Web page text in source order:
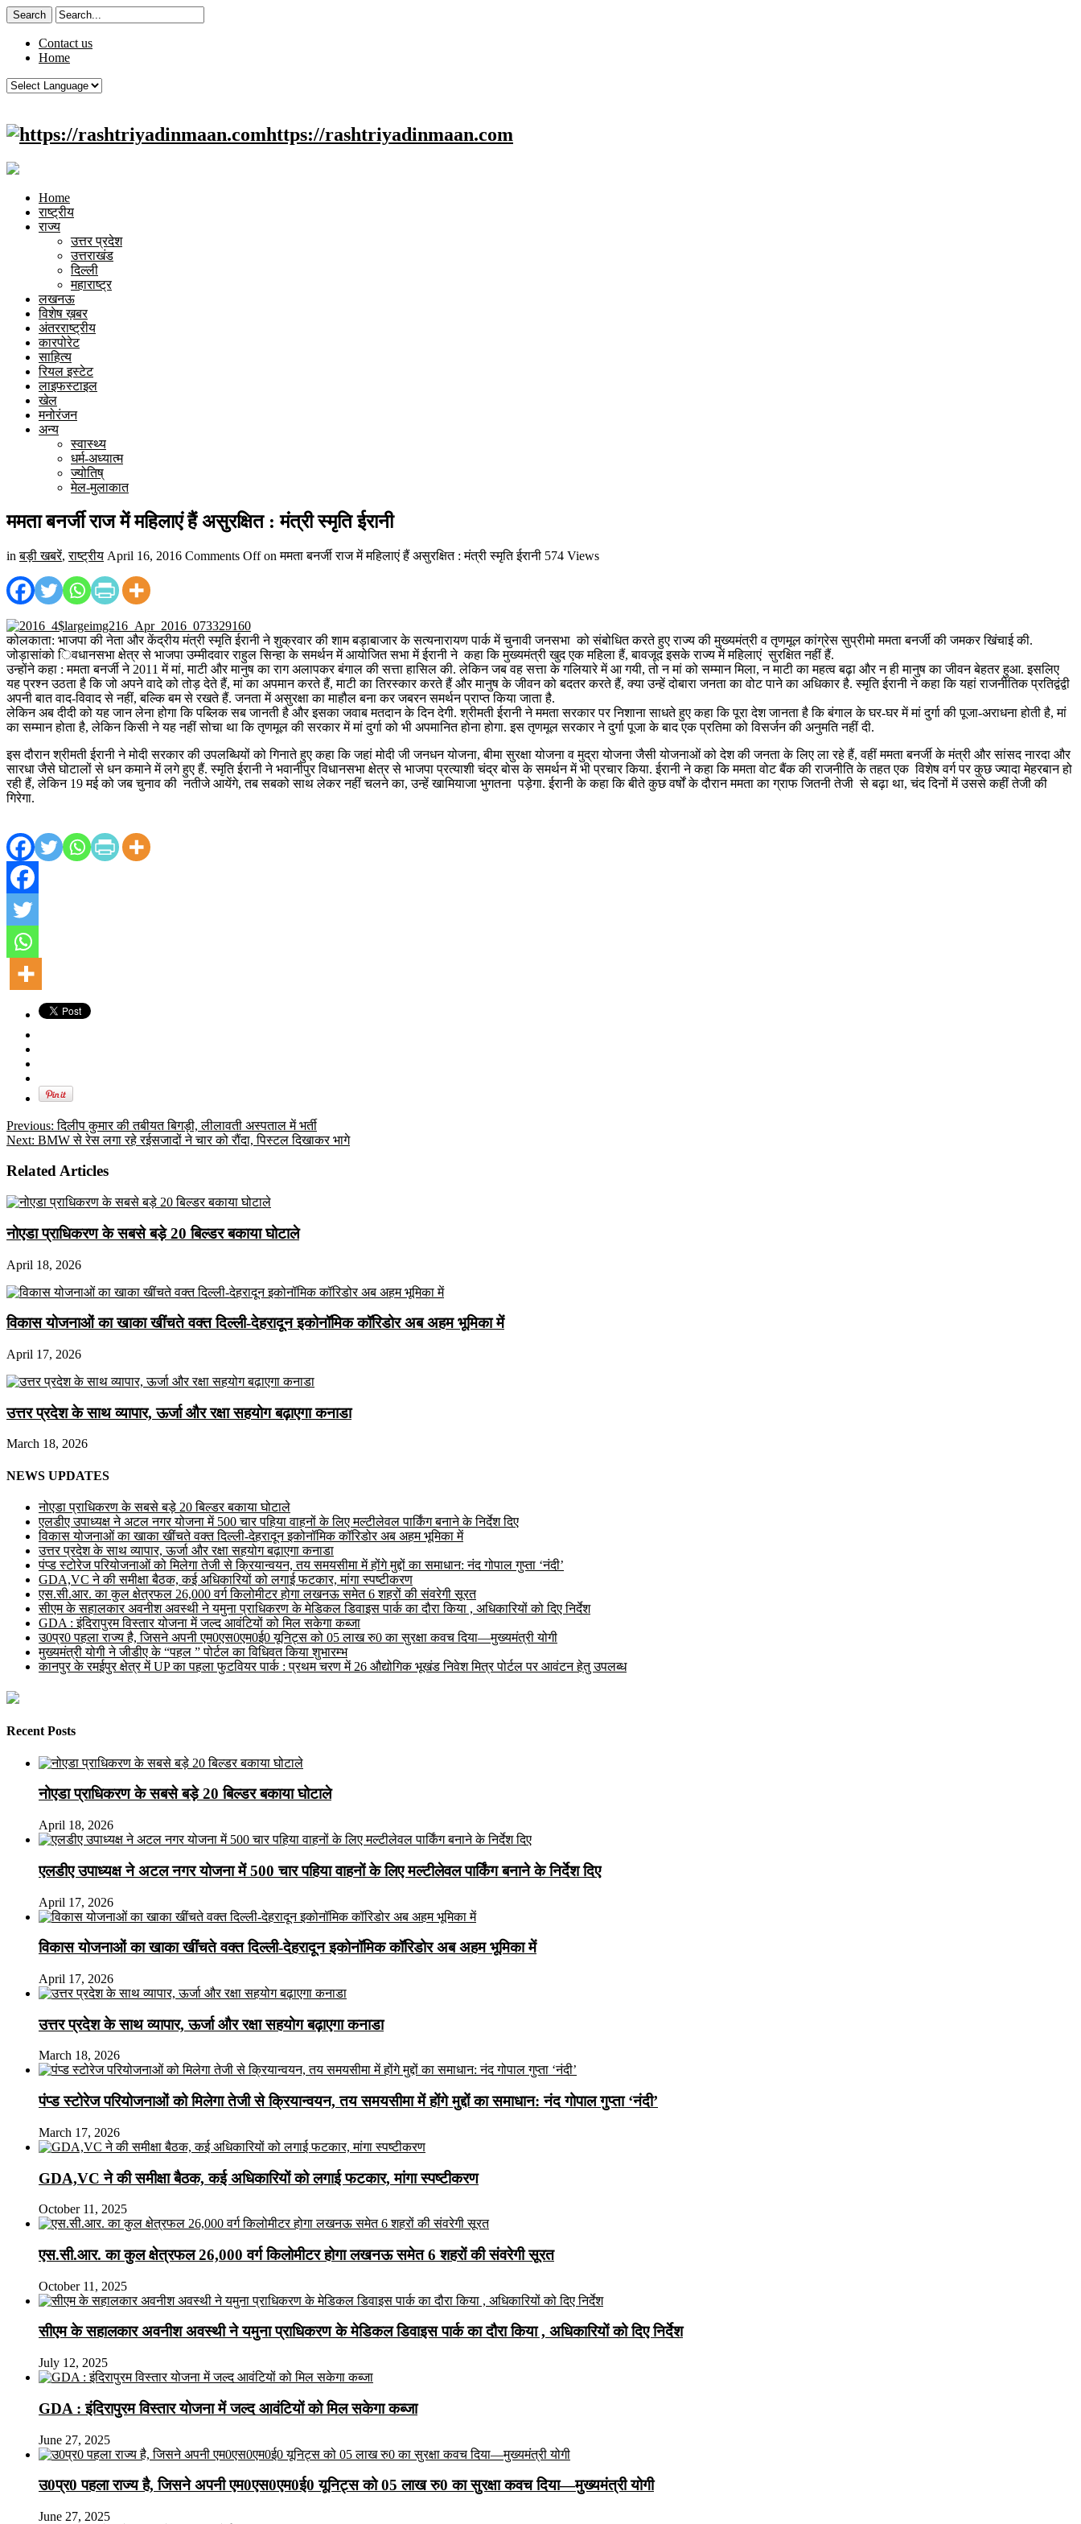
Contact us
Home
https://rashtriyadinmaan.com
Home
राष्ट्रीय
राज्य
उत्तर प्रदेश
उत्तराखंड
दिल्ली
महाराष्ट्र
लखनऊ
विशेष ख़बर
अंतरराष्ट्रीय
कारपोरेट
साहित्य
रियल इस्टेट
लाइफस्टाइल
खेल
मनोरंजन
अन्य
स्वास्थ्य
धर्म-अध्यात्म
ज्योतिष्
मेल-मुलाकात
ममता बनर्जी राज में महिलाएं हैं असुरक्षित : मंत्री स्मृति ईरानी
inबड़ी खबरें,राष्ट्रीय April 16, 2016 Comments Offon ममता बनर्जी राज में महिलाएं हैं असुरक्षित : मंत्री स्मृति ईरानी 574 Views
कोलकाता: भाजपा की नेता और केंद्रीय मंत्री स्मृति ईरानी ने शुक्रवार की शाम बड़ाबाजार के सत्यनारायण पार्क में चुनावी जनसभा को संबोधित करते हुए राज्य की मुख्यमंत्री व तृणमूल कांग्रेस सुप्रीमो ममता बनर्जी की जमकर खिंचाई की.
जोड़ासांको िवधानसभा क्षेत्र से भाजपा उम्मीदवार राहुल सिन्हा के समर्थन में आयोजित सभा में ईरानी ने कहा कि मुख्यमंत्री खुद एक महिला हैं, बावजूद इसके राज्य में महिलाएं सुरक्षित नहीं हैं.
उन्होंने कहा : ममता बनर्जी ने 2011 में मां, माटी और मानुष का राग अलापकर बंगाल की सत्ता हासिल की. लेकिन जब वह सत्ता के गलियारे में आ गयी, तो न मां को सम्मान मिला, न माटी का महत्व बढ़ा और न ही मानुष का जीवन बेहतर हुआ. इसलिए
यह प्रश्न उठता है कि जो अपने वादे को तोड़ देते हैं, मां का अपमान करते हैं, माटी का तिरस्कार करते हैं और मानुष के जीवन को बदतर करते हैं, क्या उन्हें दोबारा जनता का वोट पाने का अधिकार है. स्मृति ईरानी ने कहा कि यहां राजनीतिक प्रतिद्वंद्वी
अपनी बात वाद-विवाद से नहीं, बल्कि बम से रखते हैं. जनता में असुरक्षा का माहौल बना कर जबरन समर्थन प्राप्त किया जाता है.
लेकिन अब दीदी को यह जान लेना होगा कि पब्लिक सब जानती है और इसका जवाब मतदान के दिन देगी. श्रीमती ईरानी ने ममता सरकार पर निशाना साधते हुए कहा कि पूरा देश जानता है कि बंगाल के घर-घर में मां दुर्गा की पूजा-अराधना होती है, मां
का सम्मान होता है, लेकिन किसी ने यह नहीं सोचा था कि तृणमूल की सरकार में मां दुर्गा को भी अपमानित होना होगा. इस तृणमूल सरकार ने दुर्गा पूजा के बाद एक प्रतिमा को विसर्जन की अनुमति नहीं दी.
इस दौरान श्रीमती ईरानी ने मोदी सरकार की उपलब्धियों को गिनाते हुए कहा कि जहां मोदी जी जनधन योजना, बीमा सुरक्षा योजना व मुद्रा योजना जैसी योजनाओं को देश की जनता के लिए ला रहे हैं, वहीं ममता बनर्जी के मंत्री और सांसद नारदा और
सारधा जैसे घोटालों से धन कमाने में लगे हुए हैं. स्मृति ईरानी ने भवानीपुर विधानसभा क्षेत्र से भाजपा प्रत्याशी चंद्र बोस के समर्थन में भी प्रचार किया. ईरानी ने कहा कि ममता वोट बैंक की राजनीति के तहत एक विशेष वर्ग पर कुछ ज्यादा मेहरबान हो
रही हैं, लेकिन 19 मई को जब चुनाव की नतीजे आयेंगे, तब सबको साथ लेकर नहीं चलने का, उन्हें खामियाजा भुगतना पड़ेगा. ईरानी के कहा कि बीते कुछ वर्षों के दौरान ममता का ग्राफ जितनी तेजी से बढ़ा था, चंद दिनों में उससे कहीं तेजी की
गिरेगा.
Previous: दिलीप कुमार की तबीयत बिगड़ी, लीलावती अस्पताल में भर्ती
Next: BMW से रेस लगा रहे रईसजादों ने चार को रौंदा, पिस्टल दिखाकर भागे
Related Articles
नोएडा प्राधिकरण के सबसे बड़े 20 बिल्डर बकाया घोटाले
April 18, 2026
विकास योजनाओं का खाका खींचते वक्त दिल्ली-देहरादून इकोनॉमिक कॉरिडोर अब अहम भूमिका में
April 17, 2026
उत्तर प्रदेश के साथ व्यापार, ऊर्जा और रक्षा सहयोग बढ़ाएगा कनाडा
March 18, 2026
NEWS UPDATES
नोएडा प्राधिकरण के सबसे बड़े 20 बिल्डर बकाया घोटाले
एलडीए उपाध्यक्ष ने अटल नगर योजना में 500 चार पहिया वाहनों के लिए मल्टीलेवल पार्किंग बनाने के निर्देश दिए
विकास योजनाओं का खाका खींचते वक्त दिल्ली-देहरादून इकोनॉमिक कॉरिडोर अब अहम भूमिका में
उत्तर प्रदेश के साथ व्यापार, ऊर्जा और रक्षा सहयोग बढ़ाएगा कनाडा
पंप्ड स्टोरेज परियोजनाओं को मिलेगा तेजी से क्रियान्वयन, तय समयसीमा में होंगे मुद्दों का समाधान: नंद गोपाल गुप्ता ‘नंदी’
GDA,VC ने की समीक्षा बैठक, कई अधिकारियों को लगाई फटकार, मांगा स्पष्टीकरण
एस.सी.आर. का कुल क्षेत्रफल 26,000 वर्ग किलोमीटर होगा लखनऊ समेत 6 शहरों की संवरेगी सूरत
सीएम के सहालकार अवनीश अवस्थी ने यमुना प्राधिकरण के मेडिकल डिवाइस पार्क का दौरा किया , अधिकारियों को दिए निर्देश
GDA : इंदिरापुरम विस्तार योजना में जल्द आवंटियों को मिल सकेगा कब्जा
उ0प्र0 पहला राज्य है, जिसने अपनी एम0एस0एम0ई0 यूनिट्स को 05 लाख रु0 का सुरक्षा कवच दिया—मुख्यमंत्री योगी
मुख्यमंत्री योगी ने जीडीए के “पहल ” पोर्टल का विधिवत किया शुभारम्भ
कानपुर के रमईपुर क्षेत्र में UP का पहला फुटवियर पार्क : प्रथम चरण में 26 औद्योगिक भूखंड निवेश मित्र पोर्टल पर आवंटन हेतु उपलब्ध
Recent Posts
नोएडा प्राधिकरण के सबसे बड़े 20 बिल्डर बकाया घोटाले
April 18, 2026
एलडीए उपाध्यक्ष ने अटल नगर योजना में 500 चार पहिया वाहनों के लिए मल्टीलेवल पार्किंग बनाने के निर्देश दिए
April 17, 2026
विकास योजनाओं का खाका खींचते वक्त दिल्ली-देहरादून इकोनॉमिक कॉरिडोर अब अहम भूमिका में
April 17, 2026
उत्तर प्रदेश के साथ व्यापार, ऊर्जा और रक्षा सहयोग बढ़ाएगा कनाडा
March 18, 2026
पंप्ड स्टोरेज परियोजनाओं को मिलेगा तेजी से क्रियान्वयन, तय समयसीमा में होंगे मुद्दों का समाधान: नंद गोपाल गुप्ता ‘नंदी’
March 17, 2026
GDA,VC ने की समीक्षा बैठक, कई अधिकारियों को लगाई फटकार, मांगा स्पष्टीकरण
October 11, 2025
एस.सी.आर. का कुल क्षेत्रफल 26,000 वर्ग किलोमीटर होगा लखनऊ समेत 6 शहरों की संवरेगी सूरत
October 11, 2025
सीएम के सहालकार अवनीश अवस्थी ने यमुना प्राधिकरण के मेडिकल डिवाइस पार्क का दौरा किया , अधिकारियों को दिए निर्देश
July 12, 2025
GDA : इंदिरापुरम विस्तार योजना में जल्द आवंटियों को मिल सकेगा कब्जा
June 27, 2025
उ0प्र0 पहला राज्य है, जिसने अपनी एम0एस0एम0ई0 यूनिट्स को 05 लाख रु0 का सुरक्षा कवच दिया—मुख्यमंत्री योगी
June 27, 2025